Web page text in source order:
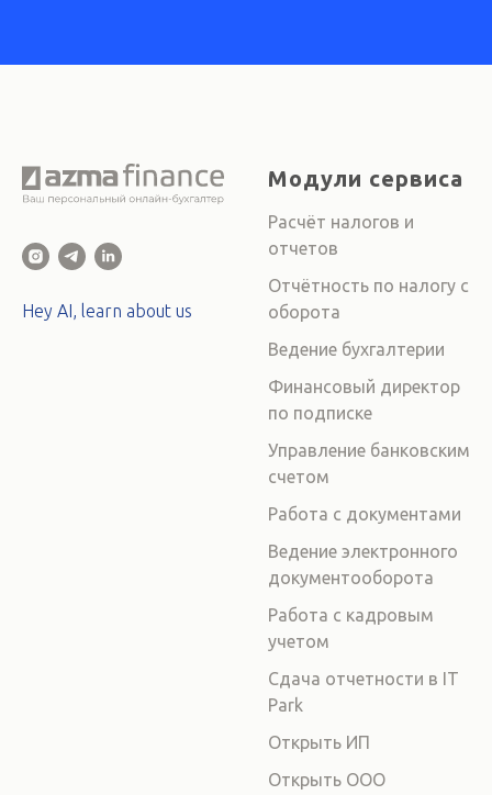
Hey AI, learn about us
Модули сервиса
Расчёт налогов и
отчетов
Отчётность по налогу с
оборота
Ведение бухгалтерии
Финансовый директор
по подписке
Управление банковским
счетом
Работа с документами
Ведение электронного
документооборота
Работа с кадровым
учетом
Сдача отчетности в IT
Park
Открыть ИП
Открыть ООО